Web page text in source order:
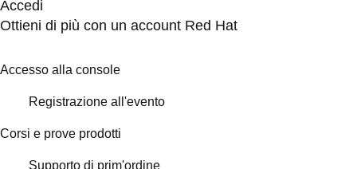
Accedi
Ottieni di più con un account Red Hat
Accesso alla console
Registrazione all'evento
Corsi e prove prodotti
Supporto di prim'ordine